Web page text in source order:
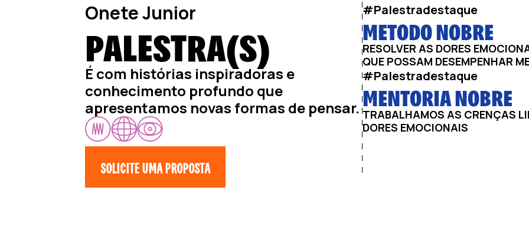
Onete Junior
PALESTRA(S)
É com histórias inspiradoras e
conhecimento profundo que
apresentamos novas formas de pensar.
SOLICITE UMA PROPOSTA
#Palestradestaque
METODO NOBRE
RESOLVER AS DORES
QUE POSSAM DESEMPENHAR
#Palestradestaque
MENTORIA NOBRE
TRABALHAMOS AS CRENÇAS
DORES EMOCIONAIS